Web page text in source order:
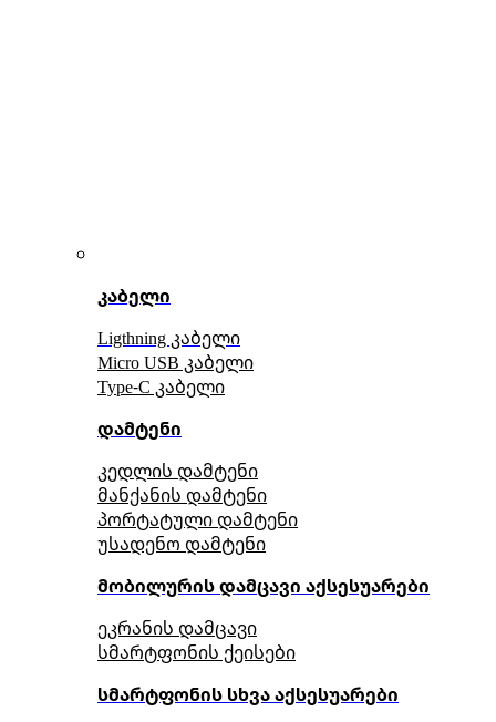
კაბელი
Ligthning კაბელი
Micro USB კაბელი
Type-C კაბელი
დამტენი
კედლის დამტენი
მანქანის დამტენი
პორტატული დამტენი
უსადენო დამტენი
მობილურის დამცავი აქსესუარები
ეკრანის დამცავი
სმარტფონის ქეისები
სმარტფონის სხვა აქსესუარები